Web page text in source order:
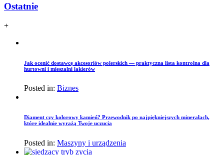
Ostatnie
+
Jak ocenić dostawcę akcesoriów polerskich — praktyczna lista kontrolna dla
hurtowni i mieszalni lakierów
Posted in: Biznes
Diament czy kolorowy kamień? Przewodnik po najpiękniejszych minerałach,
które idealnie wyrażą Twoje uczucia
Posted in: Maszyny i urządzenia